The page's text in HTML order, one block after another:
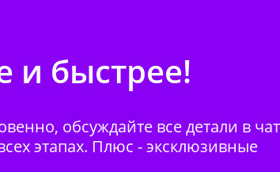
и быстрее!
обсуждайте все детали в
этапах. Плюс - эксклюзивные